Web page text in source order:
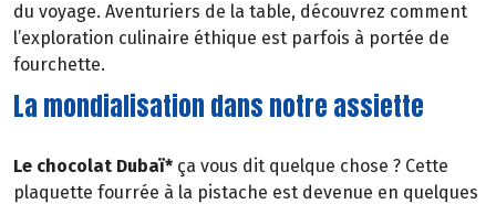
du voyage. Aventuriers de la table, découvrez comment
l’exploration culinaire éthique est parfois à portée de
fourchette.
La mondialisation dans notre assiette
Le chocolat Dubaï* ça vous dit quelque chose ? Cette
plaquette fourrée à la pistache est devenue en quelques